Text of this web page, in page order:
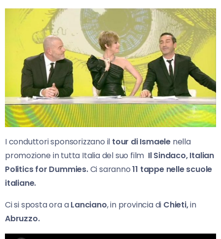
I conduttori sponsorizzano il tour di Ismaele nella
promozione in tutta Italia del suo film Il Sindaco, Italian
Politics for Dummies.Ci saranno11 tappe nelle scuole
italiane.
Ci si sposta ora aLanciano, in provincia di Chieti,in
Abruzzo.